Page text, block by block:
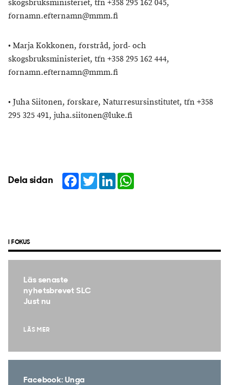
skogsbruksministeriet, tfn +358 295 162 045,
fornamn.efternamn@mmm.fi
• Marja Kokkonen, forstråd, jord- och
skogsbruksministeriet, tfn +358 295 162 444,
fornamn.efternamn@mmm.fi
• Juha Siitonen, forskare, Naturresursinstitutet, tfn +358
295 325 491, juha.siitonen@luke.fi
Dela sidan Facebook
TwitterLinkedIn
I FOKUS
Läs senaste
nyhetsbrevet SLC
Just nu
LÄS MER
Facebook: Unga